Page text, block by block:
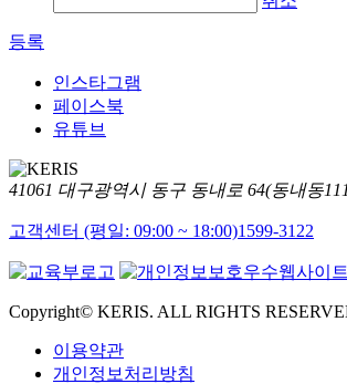
등록
인스타그램
페이스북
유튜브
41061 대구광역시 동구 동내로 64(동내동
고객센터 (평일: 09:00 ~ 18:00)1599-3122
Copyright© KERIS. ALL RIGHTS
이용약관
개인정보처리방침